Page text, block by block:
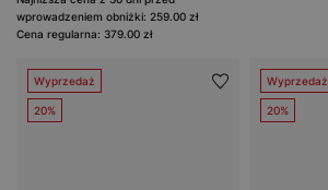
wprowadzeniem obniżki: 259.00 zł
Cena regularna: 379.00 zł
Wyprzedaż
20%
Wyprzedaż
20%